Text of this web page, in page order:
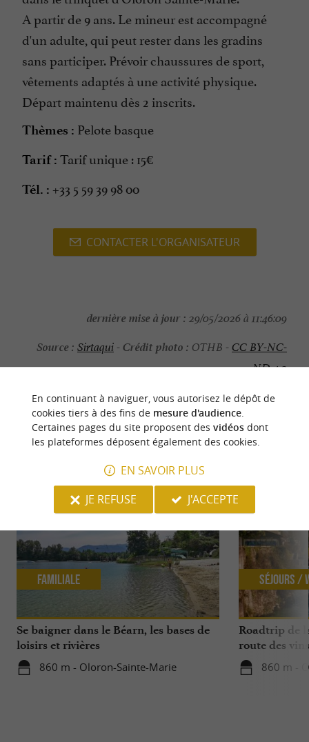
A partir de 9 ans. Le mineur est accompagné
d'un adulte, qui peut rester dans les gradins
sans participer. Prévoir chaussures de sport,
vêtements adaptés à une activité physique.
Départ maintenu dès 2 inscrits.
Thèmes : Pelote basque
Tarif : Tarif unique : 15€
Tél. : +33 5 59 39 98 00
CONTACTER L'ORGANISATEUR
dernière mise à jour : 29/05/2026 à 11:46:09
Source : Sirtaqui-Crédit photo : OTHB -CC BY-NC-
ND 4.0
NOUS AVONS TESTÉPOUR VOUS
Se baigner dans le Béarn, les bases de
loisirs et rivières
860 m - Oloron-Sainte-Marie
Familiale
Roadtrip de
route des
860 m -
Séjours /
En continuant à naviguer, vous autorisez le dépôt de
cookies tiers à des fins de mesure d'audience.
Certaines pages du site proposent des vidéosdont
les plateformes déposent également des cookies.
EN SAVOIR PLUS
JE REFUSE
J'ACCEPTE